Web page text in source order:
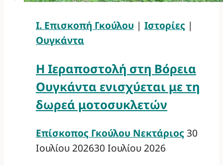
Ι. Επισκοπή Γκούλου | Ιστορίες |
Ουγκάντα
Η Ιεραποστολή στη Βόρεια
Ουγκάντα ενισχύεται με τη
δωρεά μοτοσυκλετών
Επίσκοπος Γκούλου Νεκτάριος 30
Ιουλίου 202630 Ιουλίου 2026